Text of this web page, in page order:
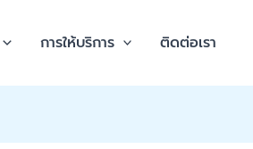
การให้บริการ ติดต่อเรา